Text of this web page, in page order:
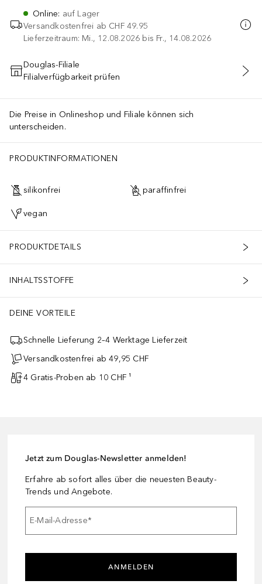
Online: auf Lager
Versandkostenfrei ab CHF 49.95
Lieferzeitraum: Mi., 12.08.2026 bis Fr., 14.08.2026
IN DEN WARENKORB
Douglas-Filiale
Filialverfügbarkeit prüfen
Die Preise in Onlineshop und Filiale können sich
unterscheiden.
PRODUKTINFORMATIONEN
silikonfrei paraffinfrei
vegan
PRODUKTDETAILS
INHALTSSTOFFE
DEINE VORTEILE
Schnelle Lieferung 2–4 Werktage Lieferzeit
Versandkostenfrei ab 49,95 CHF
4 Gratis-Proben ab 10 CHF ¹
Jetzt zum Douglas-Newsletter anmelden!
Erfahre ab sofort alles über die neuesten Beauty-
Trends und Angebote.
E-Mail-Adresse*
ANMELDEN